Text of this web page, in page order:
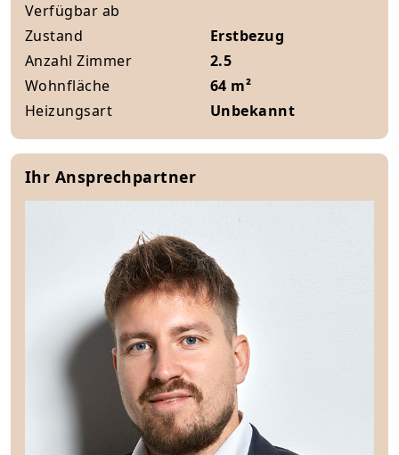
Verfügbar ab
Zustand
Erstbezug
Anzahl Zimmer
2.5
Wohnfläche
64 m²
Heizungsart
Unbekannt
Ihr Ansprechpartner